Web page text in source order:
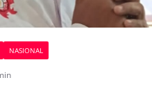
NASIONAL